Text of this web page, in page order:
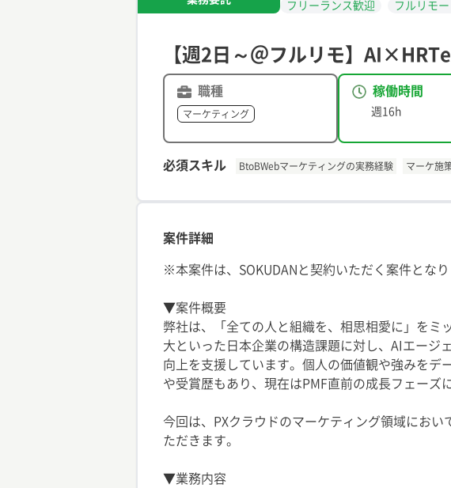
フリーランス歓迎 フルリモー
【週2日～＠フルリモ】
職種
マーケティング
稼働時間
週16h
必須スキル BtoBWebマーケティングの実務経験 マーケ施
案件詳細
※本案件は、SOKUDANと契約いただく案件となり
▼案件概要
弊社は、「全ての人と組織を、相思相愛に」をミ
大といった日本企業の構造課題に対し、AIエージ
向上を支援しています。個人の価値観や強みをデ
や受賞歴もあり、現在はPMF直前の成長フェーズ
今回は、PXクラウドのマーケティング領域にお
ただきます。
▼業務内容